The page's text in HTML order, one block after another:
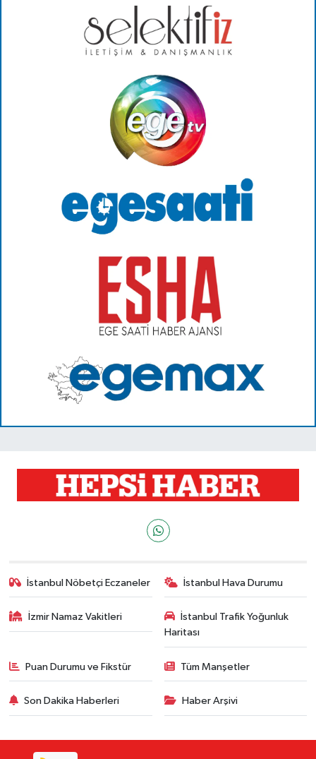
İstanbul Nöbetçi Eczaneler İstanbul Hava Durumu
İzmir Namaz Vakitleri
İstanbul Trafik Yoğunluk
Haritası
Puan Durumu ve Fikstür Tüm Manşetler
Son Dakika Haberleri Haber Arşivi